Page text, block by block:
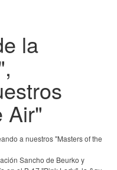
la
Air"
Sancho de Beurko y